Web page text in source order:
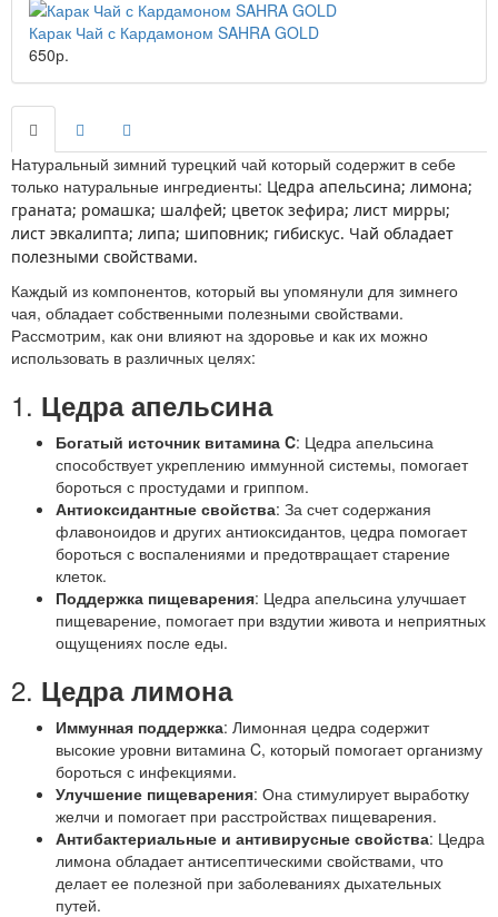
Карак Чай с Кардамоном SAHRA GOLD
650р.
Натуральный зимний турецкий чай который содержит в себе
только натуральные ингредиенты: Цедра апельсина; лимона;
граната; ромашка; шалфей; цветок зефира; лист мирры;
лист эвкалипта; липа; шиповник; гибискус. Чай обладает
полезными свойствами.
Каждый из компонентов, который вы упомянули для зимнего
чая, обладает собственными полезными свойствами.
Рассмотрим, как они влияют на здоровье и как их можно
использовать в различных целях:
1. Цедра апельсина
Богатый источник витамина C: Цедра апельсина
способствует укреплению иммунной системы, помогает
бороться с простудами и гриппом.
Антиоксидантные свойства: За счет содержания
флавоноидов и других антиоксидантов, цедра помогает
бороться с воспалениями и предотвращает старение
клеток.
Поддержка пищеварения: Цедра апельсина улучшает
пищеварение, помогает при вздутии живота и неприятных
ощущениях после еды.
2. Цедра лимона
Иммунная поддержка: Лимонная цедра содержит
высокие уровни витамина C, который помогает организму
бороться с инфекциями.
Улучшение пищеварения: Она стимулирует выработку
желчи и помогает при расстройствах пищеварения.
Антибактериальные и антивирусные свойства: Цедра
лимона обладает антисептическими свойствами, что
делает ее полезной при заболеваниях дыхательных
путей.